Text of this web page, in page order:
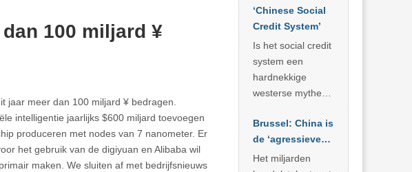
100 miljard ¥
jaar meer dan 100 miljard ¥ bedragen.
intelligentie jaarlijks $600 miljard toevoegen
produceren met nodes van 7 nanometer. Er
het gebruik van de digiyuan en Alibaba wil
maken. We sluiten af met bedrijfsnieuws
voorbije veertig
jaar in slaagde
meer dan 800
miljoen mensen
uit de armoede
… >> lees meer
‘Chinese Social
Credit System’
Is het social credit
system een
hardnekkige
westerse mythe of
realiteit in China?
Brussel: China is
de ‘agressieve
schuldige’
Het miljarden